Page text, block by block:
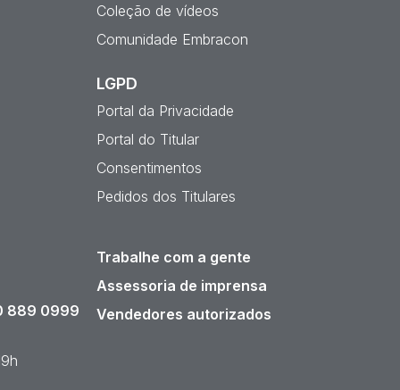
Coleção de vídeos
Comunidade Embracon
LGPD
Portal da Privacidade
Portal do Titular
Consentimentos
Pedidos dos Titulares
889 0999
Trabalhe com a gente
Assessoria de imprensa
Vendedores autorizados